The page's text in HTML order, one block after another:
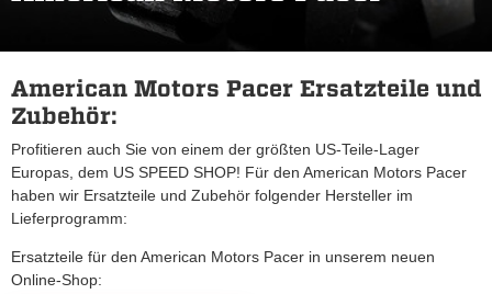
American Motors Pacer Ersatzteile und
Zubehör:
Profitieren auch Sie von einem der größten US-Teile-Lager
Europas, dem US SPEED SHOP! Für den American Motors Pacer
haben wir Ersatzteile und Zubehör folgender Hersteller im
Lieferprogramm:
Ersatzteile für den American Motors Pacer in unserem neuen
Online-Shop: